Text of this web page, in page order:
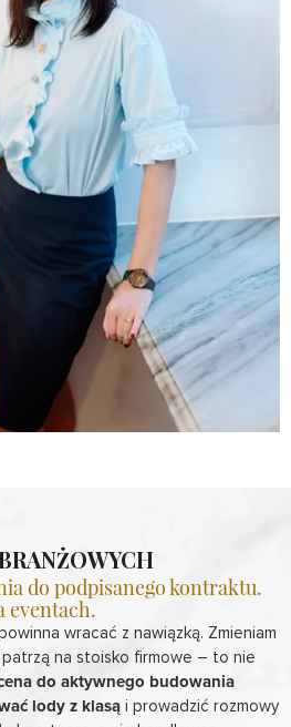
do podpisanego kontraktu.
eventach.
wracać z nawiązką. Zmieniam
na stoisko firmowe – to nie
do aktywnego budowania
lody z klasą i prowadzić rozmowy